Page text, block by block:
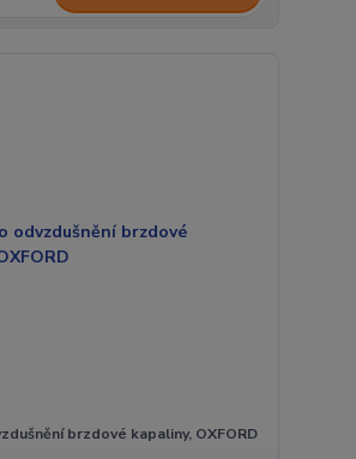
brzdové kapaliny, OXFORD